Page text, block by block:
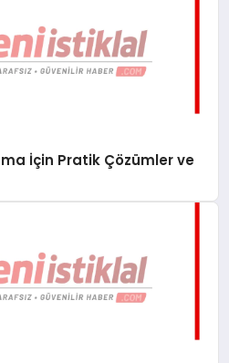
İçin Pratik Çözümler ve